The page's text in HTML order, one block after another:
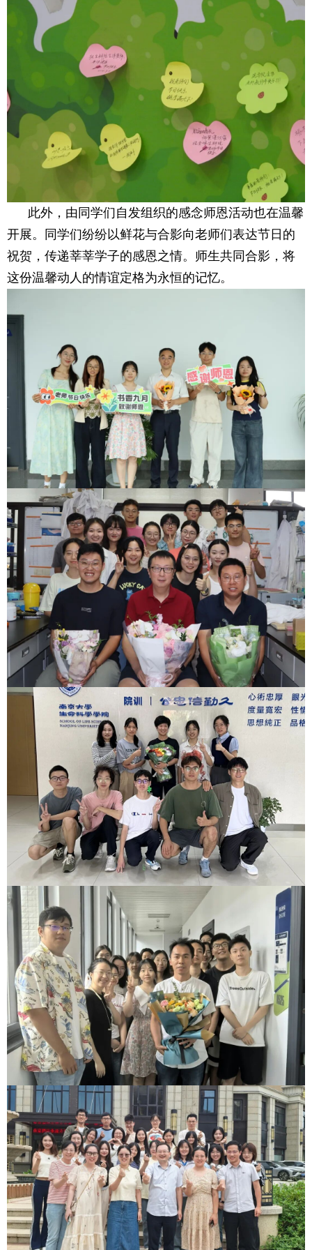
此外，由同学们自发组织的感念师恩活动也在温馨
开展。同学们纷纷以鲜花与合影向老师们表达节日的
祝贺，传递莘莘学子的感恩之情。师生共同合影，将
这份温馨动人的情谊定格为永恒的记忆。